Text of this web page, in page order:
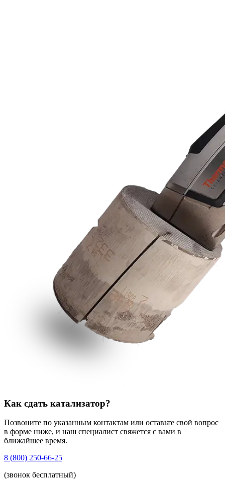
Как сдать катализатор?
Позвоните по указанным контактам или оставьте свой вопрос
в форме ниже, и наш специалист свяжется с вами в
ближайшее время.
8 (800) 250-66-25
(звонок бесплатный)